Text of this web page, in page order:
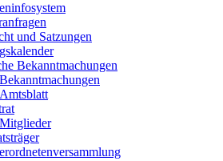
und Satzungen
Bekanntmachungen
Bekanntmachungen
Amtsblatt
Mitglieder